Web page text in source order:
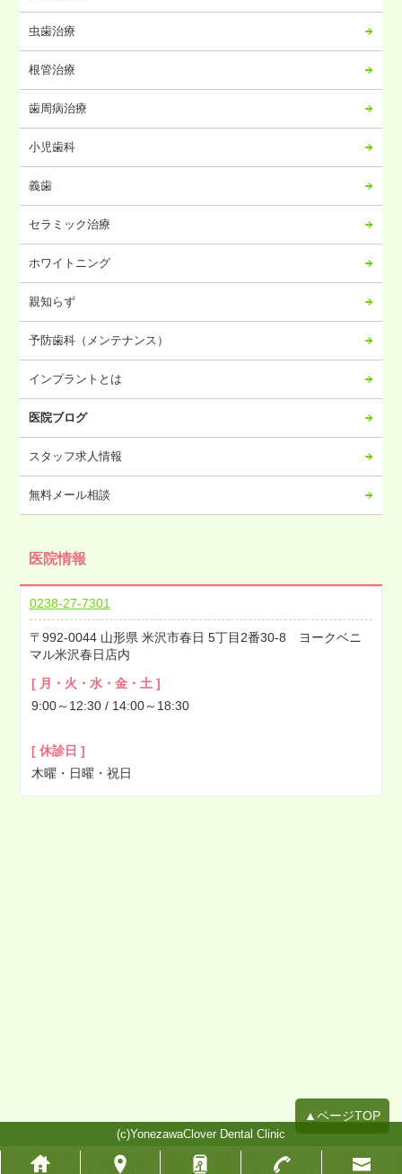
2024年04月
2024年03月
2024年02月
2024年01月
2023年12月
2023年11月
2023年10月
2023年09月
2023年08月
2023年07月
2023年06月
2023年05月
2023年04月
2023年03月
2023年02月
2023年01月
2022年11月
2022年07月
2022年06月
2022年05月
2022年04月
2022年03月
2022年02月
2021年12月
2021年11月
2021年10月
2020年08月
虫歯治療
根管治療
歯周病治療
小児歯科
義歯
セラミック治療
ホワイトニング
親知らず
予防歯科（メンテナンス）
インプラントとは
医院ブログ
スタッフ求人情報
無料メール相談
医院情報
0238-27-7301
992-0044 山形県 米沢市春日 5丁目2番30-8 ヨークベニ
マル米沢春日店内
[ 月・火・水・金・土 ]
9:00～12:30 / 14:00～18:30
[ 休診日 ]
木曜・日曜・祝日
▲ページTOP
(c)YonezawaClover Dental Clinic